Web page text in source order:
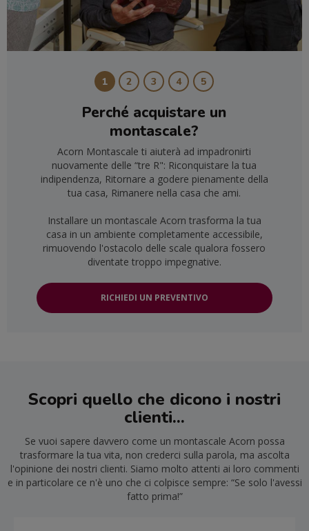
1 2 3 4 5
Perché acquistare un
montascale?
Acorn Montascale ti aiuterà ad impadronirti
nuovamente delle “tre R": Riconquistare la tua
indipendenza, Ritornare a godere pienamente della
tua casa, Rimanere nella casa che ami.
Installare un montascale Acorn trasforma la tua
casa in un ambiente completamente accessibile,
rimuovendo l'ostacolo delle scale qualora fossero
diventate troppo impegnative.
RICHIEDI UN PREVENTIVO
Scopri quello che dicono i nostri
clienti...
Se vuoi sapere davvero come un montascale Acorn possa
trasformare la tua vita, non crederci sulla parola, ma ascolta
l'opinione dei nostri clienti. Siamo molto attenti ai loro commenti
e in particolare ce n'è uno che ci colpisce sempre: “Se solo l'avessi
fatto prima!”